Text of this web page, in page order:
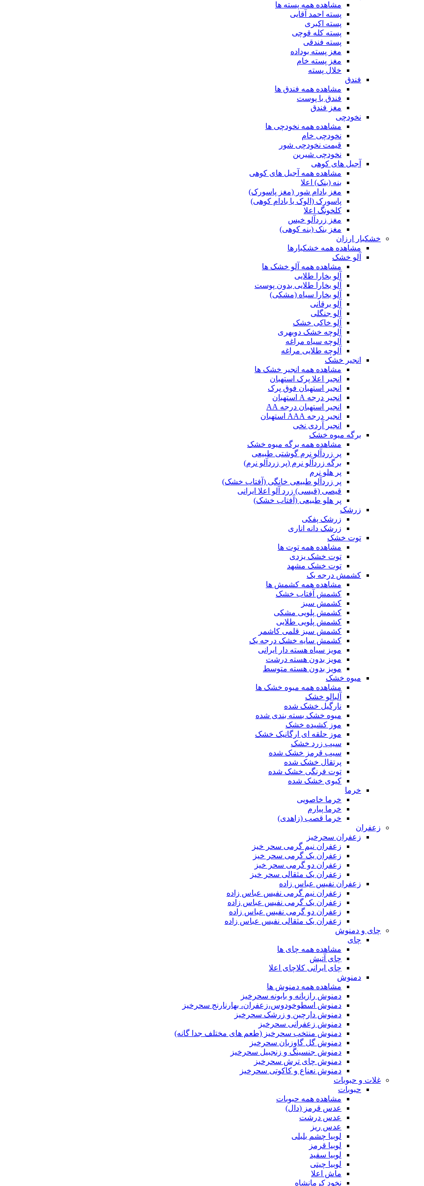
مشاهده همه پسته ها
پسته احمد آقایی
پسته اکبری
پسته کله قوچی
پسته فندقی
مغز پسته بوداده
مغز پسته خام
خلال پسته
فندق
مشاهده همه فندق ها
فندق با پوست
مغز فندق
نخودچی
مشاهده همه نخودچی ها
نخودچی خام
قیمت نخودچی شور
نخودچی شیرین
آجیل های کوهی
مشاهده همه آجیل های کوهی
بنه (بنک) اعلا
مغز بادام شور (مغز پاسورک)
پاسورک (الوک یا بادام کوهی)
کلخونگ اعلا
مغز زردآلو خیس
مغز بنک (بنه کوهی)
خشکبار ارزان
مشاهده همه خشکبارها
آلو خشک
مشاهده همه آلو خشک ها
آلو بخارا طلایی
آلو بخارا طلایی بدون پوست
آلو بخارا سیاه (مشکی)
آلو برقانی
آلو جنگلی
آلو خاکی خشک
آلوچه خشک دوبهری
آلوچه سیاه مراغه
آلوچه طلایی مراغه
انجیر خشک
مشاهده همه انجیر خشک ها
انجیر اعلا پرک استهبان
انجیر استهبان فوق پرک
انجیر درجه A استهبان
انجیر استهبان درجه AA
انجیر درجه AAA استهبان
انجیر آردی نخی
برگه میوه خشک
مشاهده همه برگه میوه خشک
پر زردآلو نرم گوشتی طبیعی
برگه زردآلو نرم (پر زردآلو نرم)
پر هلو نرم
پر زردآلو طبیعی خانگی (آفتاب خشک)
قیصی (قیسی) زرد آلو اعلا ایرانی
پر هلو طبیعی (آفتاب خشک)
زرشک
زرشک پفکی
زرشک دانه اناری
توت خشک
مشاهده همه توت ها
توت خشک یزدی
توت خشک مشهد
کشمش درجه یک
مشاهده همه کشمش ها
کشمش آفتاب خشک
کشمش سبز
کشمش پلویی مشکی
کشمش پلویی طلایی
کشمش سبز قلمی کاشمر
کشمش سایه خشک درجه یک
مویز سیاه هسته دار ایرانی
مویز بدون هسته درشت
مویز بدون هسته متوسط
میوه خشک
مشاهده همه میوه خشک ها
آلبالو خشک
نارگیل خشک شده
میوه خشک بسته بندی شده
موز کشیده خشک
موز حلقه ای ارگانیک خشک
سیب زرد خشک
سیب قرمز خشک شده
پرتقال خشک شده
توت فرنگی خشک شده
کیوی خشک شده
خرما
خرما خاصویی
خرما پیارم
خرما قصب (زاهدی)
زعفران
زعفران سحرخیز
زعفران نیم گرمی سحر خیز
زعفران یک گرمی سحر خیز
زعفران دو گرمی سحر خیز
زعفران یک مثقالی سحر خیز
زعفران نفیس عباس زاده
زعفران نیم گرمی نفیس عباس زاده
زعفران یک گرمی نفیس عباس زاده
زعفران دو گرمی نفیس عباس زاده
زعفران یک مثقالی نفیس عباس زاده
چای و دمنوش
چای
مشاهده همه چای ها
چای آتیش
چای ایرانی کلاچای اعلا
دمنوش
مشاهده همه دمنوش ها
دمنوش رازیانه و بابونه سحرخیز
دمنوش اسطوخودوس،زعفران، بهارنارنج سحرخیز
دمنوش دارچین و زرشک سحرخیز
دمنوش زعفرانی سحرخیز
دمنوش منتخب سحرخیز (طعم های مختلف جدا گانه)
دمنوش گل گاوزبان سحرخیز
دمنوش جنسینگ و زنجبیل سحرخیز
دمنوش چای ترش سحرخیز
دمنوش نعناع و کاکوتی سحرخیز
غلات و حبوبات
حبوبات
مشاهده همه حبوبات
عدس قرمز (دال)
عدس درشت
عدس ریز
لوبیا چشم بلبلی
لوبیا قرمز
لوبیا سفید
لوبیا چیتی
ماش اعلا
نخود کرمانشاه